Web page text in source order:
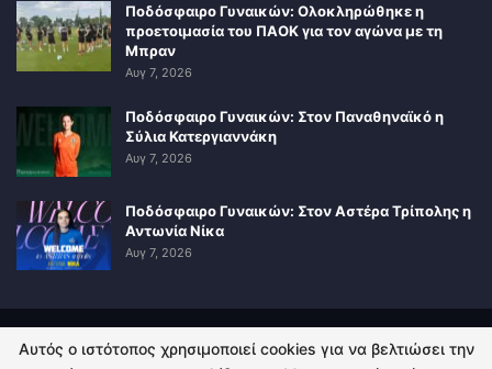
Ποδόσφαιρο Γυναικών: Ολοκληρώθηκε η
προετοιμασία του ΠΑΟΚ για τον αγώνα με τη
Μπραν
Αυγ 7, 2026
Ποδόσφαιρο Γυναικών: Στον Παναθηναϊκό η
Σύλια Κατεργιαννάκη
Αυγ 7, 2026
Ποδόσφαιρο Γυναικών: Στον Αστέρα Τρίπολης η
Αντωνία Νίκα
Αυγ 7, 2026
ΠΟΛΙΤΙΚΗ ΑΠΟΡΡΗΤΟΥ ΕΠΙΚΟΙΝΩΝΙΑ
Αυτός ο ιστότοπος χρησιμοποιεί cookies για να βελτιώσει την